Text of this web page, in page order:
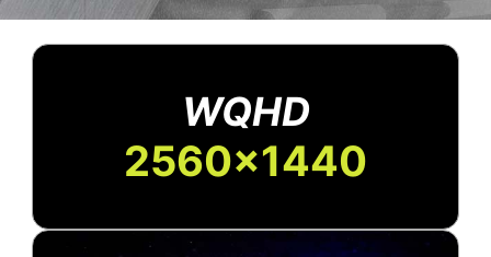
WQHD
2560x1440